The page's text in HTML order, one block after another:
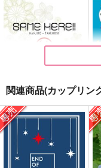
SAME HERE
shiro5o
220 （税込）
関連商品(カップリン